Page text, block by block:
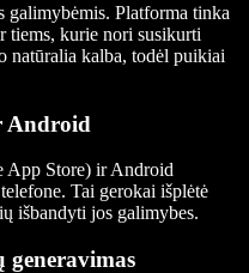
galimybėmis. Platforma tinka
tiems, kurie nori susikurti
natūralia kalba, todėl puikiai
Android
App Store) ir Android
Tai gerokai išplėtė
išbandyti jos galimybes.
generavimas